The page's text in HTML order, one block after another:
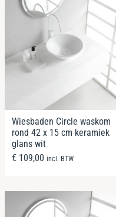
Wiesbaden Circle waskom
rond 42 x 15 cm keramiek
glans wit
€ 109,00 incl. BTW